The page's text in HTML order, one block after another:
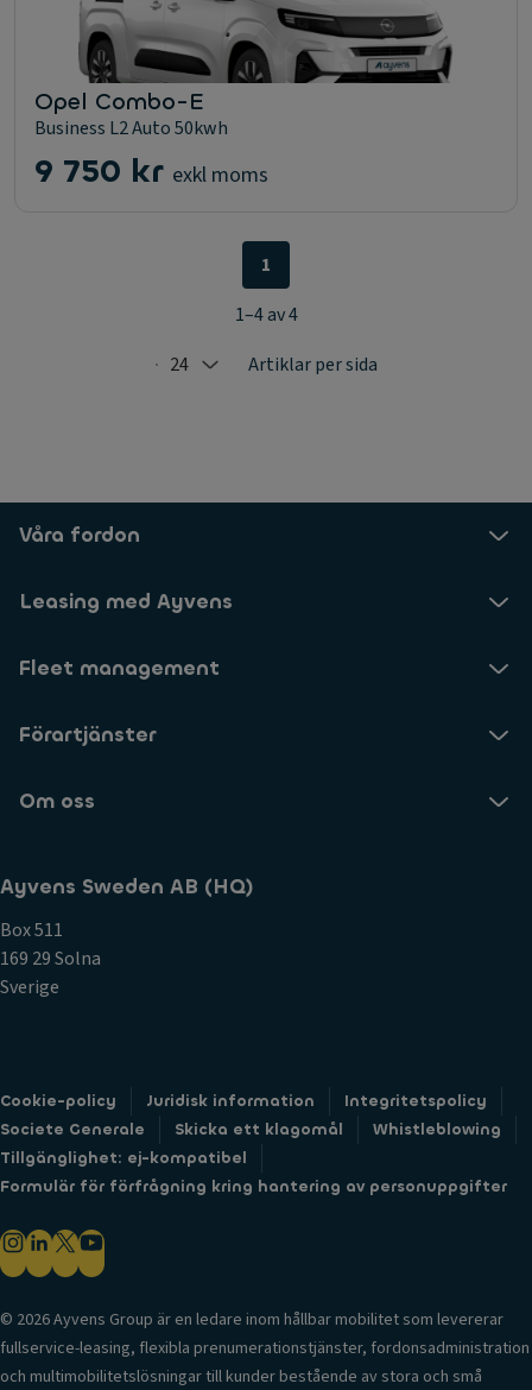
Opel Combo-E
Business L2 Auto 50kwh
9 750 kr exkl moms
Selected: 24
24 Artiklar per sida
1
1–4 av 4
Våra fordon
Leasing med Ayvens
Fleet management
Förartjänster
Om oss
Ayvens Sweden AB (HQ)
Box 511
169 29 Solna
Sverige
Cookie-policy Juridisk information
Integritetspolicy
Societe Generale
Skicka ett klagomål
Whistleblowing
Tillgänglighet: ej-kompatibel
Formulär för förfrågning kring hantering av personuppgifter
© 2026 Ayvens Group är en ledare inom hållbar mobilitet som levererar
fullservice-leasing, flexibla prenumerationstjänster, fordonsadministration
och multimobilitetslösningar till kunder bestående av stora och små